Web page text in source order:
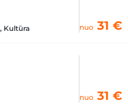
, Kultūra nuo 31 €
nuo 31 €